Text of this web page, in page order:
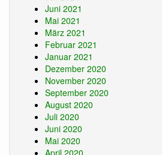
Juni 2021
Mai 2021
März 2021
Februar 2021
Januar 2021
Dezember 2020
November 2020
September 2020
August 2020
Juli 2020
Juni 2020
Mai 2020